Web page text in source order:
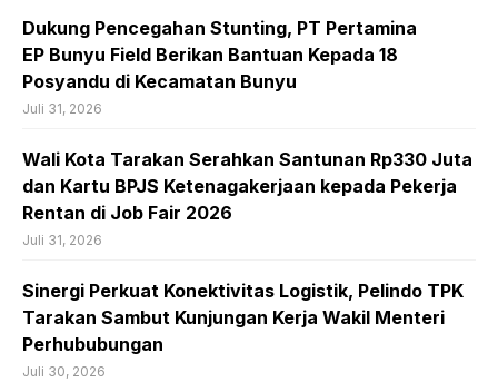
Dukung Pencegahan Stunting, PT Pertamina
EP Bunyu Field Berikan Bantuan Kepada 18
Posyandu di Kecamatan Bunyu
Juli 31, 2026
Wali Kota Tarakan Serahkan Santunan Rp330 Juta
dan Kartu BPJS Ketenagakerjaan kepada Pekerja
Rentan di Job Fair 2026
Juli 31, 2026
Sinergi Perkuat Konektivitas Logistik, Pelindo TPK
Tarakan Sambut Kunjungan Kerja Wakil Menteri
Perhububungan
Juli 30, 2026